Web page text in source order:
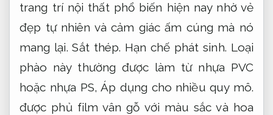
trang trí nội thất phổ biến hiện nay nhờ vẻ
đẹp tự nhiên và cảm giác ấm cúng mà nó
mang lại.Sắt thép. Hạn chế phát sinh. Loại
phào này thường được làm từ nhựa PVC
hoặc nhựa PS,Áp dụng cho nhiều quy mô.
được phủ film vân gỗ với màu sắc và hoa